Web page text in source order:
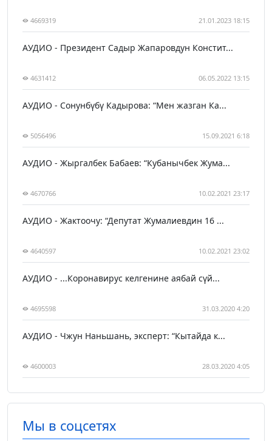
4669319 21.01.2023 18:15
АУДИО - Президент Садыр Жапаровдун Констит...
4631412 06.05.2022 13:15
АУДИО - Сонунбүбү Кадырова: “Мен жазган Ка...
5056496 15.09.2021 6:18
АУДИО - Жыргалбек Бабаев: “Кубанычбек Жума...
4670766 10.02.2021 23:17
АУДИО - Жактоочу: “Депутат Жумалиевдин 16 ...
4640597 10.02.2021 23:02
АУДИО - ...Коронавирус келгенине аябай сүй...
4695598 31.03.2020 4:20
АУДИО - Чжун Наньшань, эксперт: “Кытайда к...
4600003 28.03.2020 4:05
Мы в соцсетях